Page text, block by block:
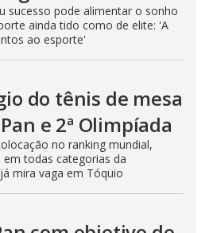
sucesso pode alimentar o sonho
ainda tido como de elite: 'A
ao esporte'
do tênis de mesa
e 2ª Olimpíada
no ranking mundial,
em todas categorias da
mira vaga em Tóquio